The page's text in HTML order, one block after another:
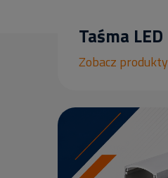
Taśma LED
Zobacz produkty